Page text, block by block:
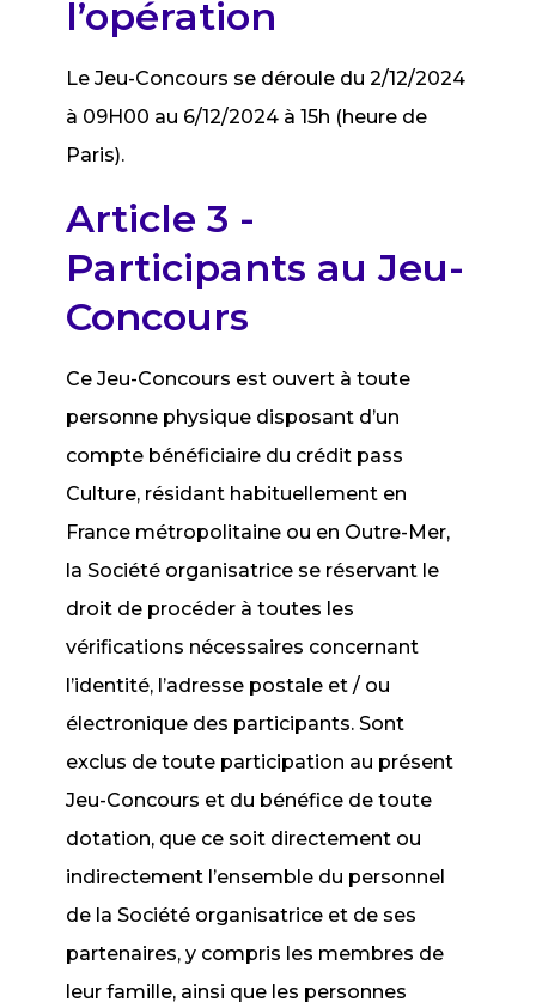
l’opération
Le Jeu-Concours se déroule du 2/12/2024
à 09H00 au 6/12/2024 à 15h (heure de
Paris).
Article 3 -
Participants au Jeu-
Concours
Ce Jeu-Concours est ouvert à toute
personne physique disposant d’un
compte bénéficiaire du crédit pass
Culture, résidant habituellement en
France métropolitaine ou en Outre-Mer,
la Société organisatrice se réservant le
droit de procéder à toutes les
vérifications nécessaires concernant
l’identité, l’adresse postale et / ou
électronique des participants. Sont
exclus de toute participation au présent
Jeu-Concours et du bénéfice de toute
dotation, que ce soit directement ou
indirectement l’ensemble du personnel
de la Société organisatrice et de ses
partenaires, y compris les membres de
leur famille, ainsi que les personnes